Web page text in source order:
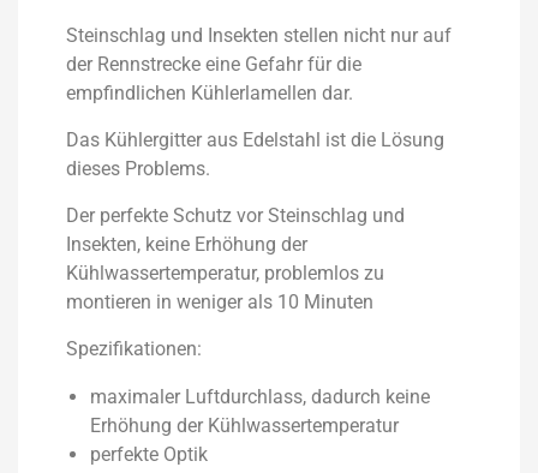
Steinschlag und Insekten stellen nicht nur auf
der Rennstrecke eine Gefahr für die
empfindlichen Kühlerlamellen dar.
Das Kühlergitter aus Edelstahl ist die Lösung
dieses Problems.
Der perfekte Schutz vor Steinschlag und
Insekten, keine Erhöhung der
Kühlwassertemperatur, problemlos zu
montieren in weniger als 10 Minuten
Spezifikationen:
maximaler Luftdurchlass, dadurch keine
Erhöhung der Kühlwassertemperatur
perfekte Optik